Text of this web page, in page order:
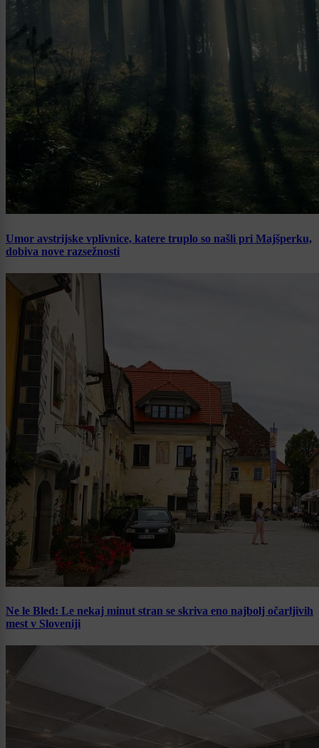
Umor avstrijske vplivnice, katere truplo so našli pri Majšperku,
dobiva nove razsežnosti
Ne le Bled: Le nekaj minut stran se skriva eno najbolj očarljivih
mest v Sloveniji